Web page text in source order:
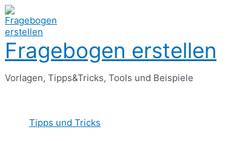
Zum
Inhalt
springen
Fragebogen erstellen
Vorlagen, Tipps&Tricks, Tools und Beispiele
Tipps und Tricks